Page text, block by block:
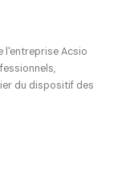
l'entreprise Acsio
du dispositif des